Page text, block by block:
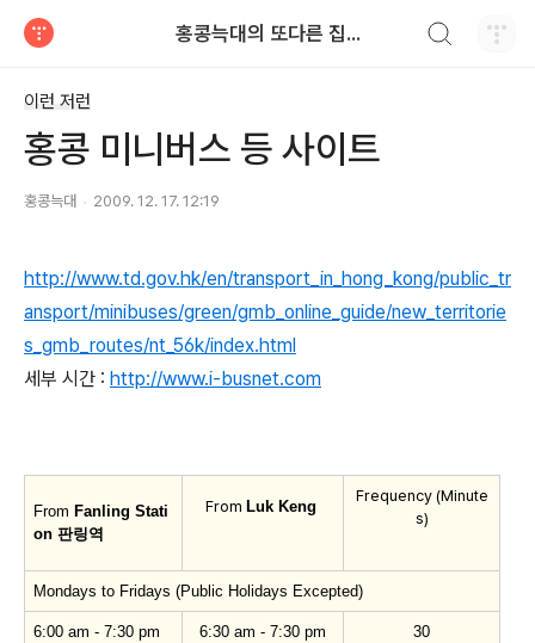
홍콩늑대의 또다른 집...
이런 저런
홍콩 미니버스 등 사이트
홍콩늑대 2009. 12. 17. 12:19
http://www.td.gov.hk/en/transport_in_hong_kong/public_tr
ansport/minibuses/green/gmb_online_guide/new_territorie
s_gmb_routes/nt_56k/index.html
세부 시간 : http://www.i-busnet.com
From Fanling Stati
on 판링역
From Luk Keng
Frequency (Minute
s)
Mondays to Fridays (Public Holidays Excepted)
6:00 am - 7:30 pm 6:30 am - 7:30 pm 30